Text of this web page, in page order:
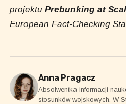
projektuPrebunking at
European Fact-Checking
Anna Pragacz
Absolwentka informacji
stosunków wojskowych. W